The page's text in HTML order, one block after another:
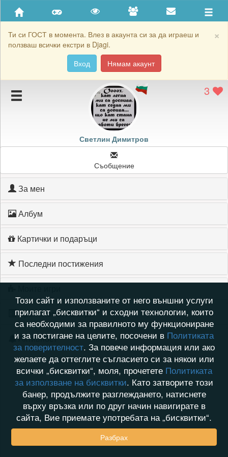
×
Ти си ГОСТ в момента. Влез в акаунта си за да играеш и
ползваш всички екстри в Djagi.
Вход
Нямам акаунт
Приятели
Хронология на игри
Подаръците на Светлин Димитров
Картичките на Светлин Димитров
Блокирай Светлин Димитров
3
Светлин Димитров
Съобщение
За мен
Албум
Картички и подаръци
Последни постижения
Хронология на игри
Активност
Този сайт и използваните от него външни услуги
прилагат „бисквитки“ и сходни технологии, които
са необходими за правилното му функциониране
и за постигане на целите, посочени в Политиката
за поверителност. За повече информация или ако
желаете да оттеглите съгласието си за някои или
всички „бисквитки“, моля, прочетете Политиката
за използване на бисквитки. Като затворите този
банер, продължите разглеждането, натиснете
върху връзка или по друг начин навигирате в
сайта, Вие приемате употребата на „бисквитки“.
Разбрах